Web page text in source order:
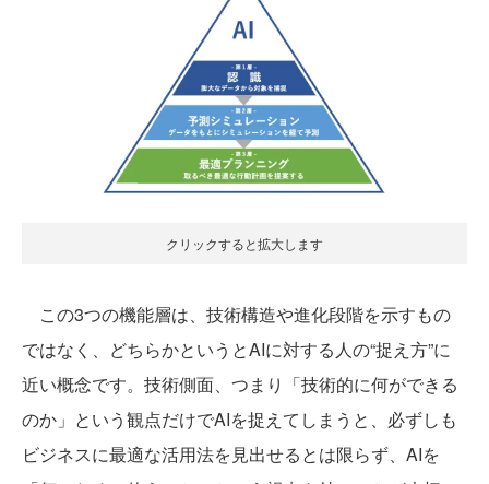
クリックすると拡大します
この3つの機能層は、技術構造や進化段階を示すもの
ではなく、どちらかというとAIに対する人の“捉え方”に
近い概念です。技術側面、つまり「技術的に何ができる
のか」という観点だけでAIを捉えてしまうと、必ずしも
ビジネスに最適な活用法を見出せるとは限らず、AIを